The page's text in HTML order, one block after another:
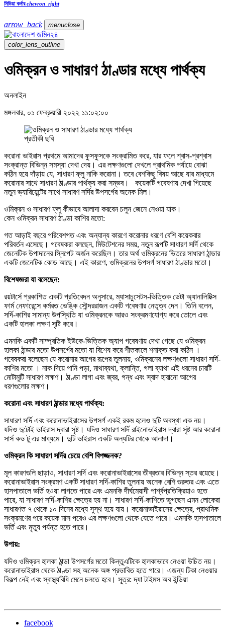
মিডিয়া কর্নারchevron_right
arrow_back menuclose
color_lens_outline
ওমিক্রন ও সাধারণ ঠাণ্ডার মধ্যে পার্থক্য
অনলাইন
মঙ্গলবার, ০১ ফেব্রুয়ারী ২০২২ ১১:০২:০০
প্রতীকী ছবি
করোনা ভাইরাস প্রথমে আমাদের ফুসফুসকে সংক্রামিত করে, যার ফলে শ্বাস-প্রশ্বাস
সংক্রান্ত বিভিন্ন সমস্যা দেখা দেয়। এর লক্ষণগুলো দেখলে প্রাথমিক পর্যায়ে বোঝা
কঠিন হয়ে দাঁড়ায় যে, সাধারণ ফ্লু নাকি করোনা। তবে বেশকিছু বিষয় আছে যার মাধ্যমে
করোনার সাথে সাধারণ ঠাণ্ডার পার্থক্য করা সম্ভব। কয়েকটি গবেষণায় দেখা গিয়েছে
নতুন ভ্যারিয়েন্টের সাথে সাধারণ সর্দির উপসর্গের অনেক মিল।
ওমিক্রন ও সাধারণ ফ্লু কীভাবে আলাদা করবেন চলুন জেনে নেওয়া যাক।
কেন ওমিক্রন সাধারণ ঠাণ্ডা কাশির মতো:
গত আড়াই বছরে পরিবেশগত এবং অন্যান্য কারণে করোনার ধরণে বেশি কয়েকবার
পরিবর্তন এসেছে। গবেষকরা বলছেন, মিউটেশনের সময়, নতুন রূপটি সাধারণ সর্দি থেকে
জেনেটিক উপাদানের স্নিপেট অর্জন করেছিল। তার অর্থ ওমিক্রনের ভিতরে সাধারণ ঠান্ডার
একটি জেনেটিক কোড আছে। এই কারণে, ওমিক্রনের উপসর্গ সাধারণ ঠাণ্ডার মতো।
বিশেষজ্ঞরা যা বলেছেন:
রয়টার্সে প্রকাশিত একটি প্রতিবেদন অনুসারে, ম্যাসাচুসেটস-ভিত্তিক ডেটা অ্যানালিটিক্স
ফার্ম নেফারেন্সে কর্মরত ভেঙ্কি সৌন্দররাজন একটি গবেষণার নেতৃত্ব দেন। তিনি বলেন,
সর্দি-কাশির সামান্য উপস্থিতি যা ওমিক্রনকে আরও সংক্রমণযোগ্য করে তোলে এবং
একটি হালকা লক্ষণ সৃষ্টি করে।
এমনকি একটি সাম্প্রতিক ইউকে-ভিত্তিক অ্যাপ গবেষণায় দেখা গেছে যে ওমিক্রন
হালকা ঠান্ডার মতো উপসর্গের মতো যা বিশেষ করে শীতকালে শনাক্ত করা কঠিন ।
গবেষকরা বলেছেন যে করোনার আগের রূপের তুলনায়, ওমিক্রনের লক্ষণগুলো সাধারণ সর্দি-
কাশির মতো । নাক দিয়ে পানি পড়া, মাথাব্যথা, ক্লান্তি, গলা ব্যাথা এই ধরনের চারটি
মোটামুটি সাধারণ লক্ষণ। ঠাণ্ডা লাগা এবং জ্বর, গন্ধ এবং স্বাদ হারানো আগের
ধরণগুলোর লক্ষণ।
করোনা এবং সাধারণ ঠান্ডার মধ্যে পার্থক্য:
সাধারণ সর্দি এবং করোনাভাইরাসের উপসর্গ একই রকম হলেও দুটি অবস্থা এক নয়।
যদিও দুটোই ভাইরাস দ্বারা সৃষ্ট। যদিও সাধারণ সর্দি রাইনোভাইরাস দ্বারা সৃষ্ট আর করোনা
সার্স কভ টু এর মাধ্যমে। দুটি ভাইরাস একটি অন্যটির থেকে আলাদা।
ওমিক্রন কি সাধারণ সর্দির চেয়ে বেশি বিপজ্জনক?
মূল কারণগুলি ছাড়াও, সাধারণ সর্দি এবং করোনাভাইরাসের তীব্রতার বিভিন্ন স্তর রয়েছে।
করোনাভাইরাস সংক্রমণ একটি সাধারণ সর্দি-কাশির তুলনায় অনেক বেশি গুরুতর এবং এতে
হাসপাতালে ভর্তি হওয়া লাগতে পারে এবং এমনকি দীর্ঘমেয়াদী পার্শ্বপ্রতিক্রিয়াও হতে
পারে, যা সাধারণ সর্দি-কাশির ক্ষেত্রে হয় না। সাধারণ সর্দি-কাশিতে ভুগছেন এমন লোকেরা
সাধারণত ৭ থেকে ১০ দিনের মধ্যে সুস্থ হয়ে যায়। করোনাভাইরাসের ক্ষেত্রে, প্রাথমিক
সংক্রমণের পরে কয়েক মাস পরেও এর লক্ষণগুলো থেকে যেতে পারে। এমনকি হাসপাতালে
ভর্তি এবং মৃত্যু পর্যন্ত হতে পারে।
উপায়:
যদিও ওমিক্রন হালকা ঠান্ডা উপসর্গের মতো কিন্তুএটিকে হালকাভাবে নেওয়া উচিত নয়।
করোনাভাইরাস থেকে ঠাণ্ডা সহ অনেক অঙ্গ প্রভাবিত হতে পারে। এজন্য টিকা নেওয়ার
বিকল্প নেই এবং স্বাস্থ্যবিধি মেনে চলতে হবে। সূত্র: দ্যা টাইমস অব ইন্ডিয়া
facebook